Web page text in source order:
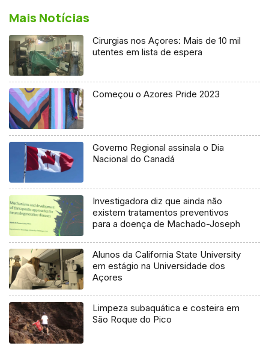
Mais Notícias
Cirurgias nos Açores: Mais de 10 mil
utentes em lista de espera
Começou o Azores Pride 2023
Governo Regional assinala o Dia
Nacional do Canadá
Investigadora diz que ainda não
existem tratamentos preventivos
para a doença de Machado-Joseph
Alunos da California State University
em estágio na Universidade dos
Açores
Limpeza subaquática e costeira em
São Roque do Pico